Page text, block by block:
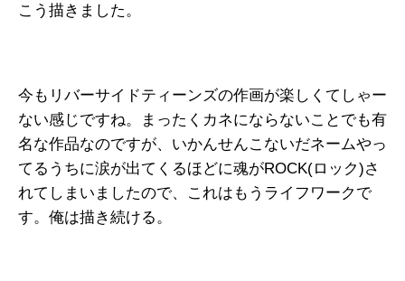
こう描きました。
今もリバーサイドティーンズの作画が楽しくてしゃー
ない感じですね。まったくカネにならないことでも有
名な作品なのですが、いかんせんこないだネームやっ
てるうちに涙が出てくるほどに魂がROCK(ロック)さ
れてしまいましたので、これはもうライフワークで
す。俺は描き続ける。